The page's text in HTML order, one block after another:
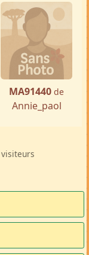
MA91440 de
Annie_paol
visiteurs